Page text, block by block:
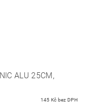
ALU 25CM,
145 Kč bez DPH